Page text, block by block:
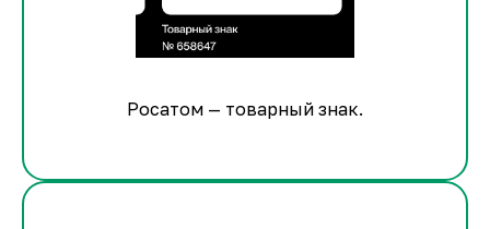
Росатом — товарный знак.